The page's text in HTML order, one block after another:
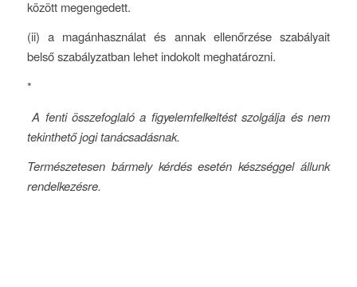
között megengedett.
(ii) a magánhasználat és annak ellenőrzése szabályait
belső szabályzatban lehet indokolt meghatározni.
*
A fenti összefoglaló a figyelemfelkeltést szolgálja és nem
tekinthető jogi tanácsadásnak.
Természetesen bármely kérdés esetén készséggel állunk
rendelkezésre.